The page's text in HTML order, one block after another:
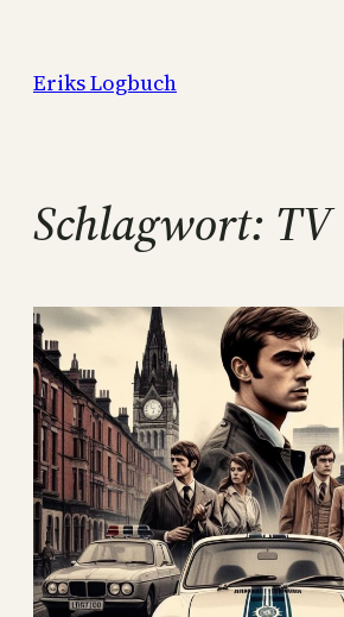
springen
Eriks Logbuch
Schlagwort: TV